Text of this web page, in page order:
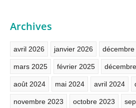
Archives
avril 2026 janvier 2026
mars 2025 février 2025
août 2024 mai 2024 avril 2024
novembre 2023 octobre 2023